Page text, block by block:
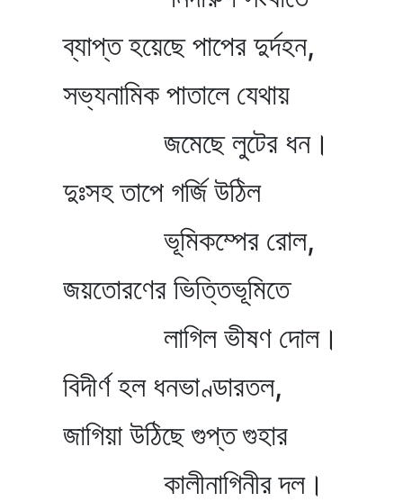
ব্যাপ্ত হয়েছে পাপের দুর্দহন,
সভ্যনামিক পাতালে যেথায়
জমেছে লুটের ধন।
দুঃসহ তাপে গর্জি উঠিল
ভূমিকম্পের রোল,
জয়তোরণের ভিত্তিভূমিতে
লাগিল ভীষণ দোল।
বিদীর্ণ হল ধনভাণ্ডারতল,
জাগিয়া উঠিছে গুপ্ত গুহার
কালীনাগিনীর দল।